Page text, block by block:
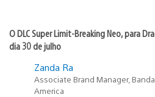
O DLC Super Limit-Breaking Neo, para
dia 30 de julho
Zanda Ra
Associate Brand Manager,
America